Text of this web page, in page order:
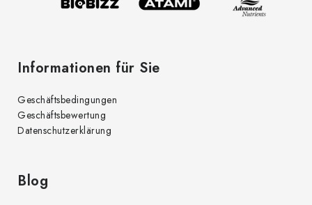
Informationen für Sie
Geschäftsbedingungen
Geschäftsbewertung
Datenschutzerklärung
Blog